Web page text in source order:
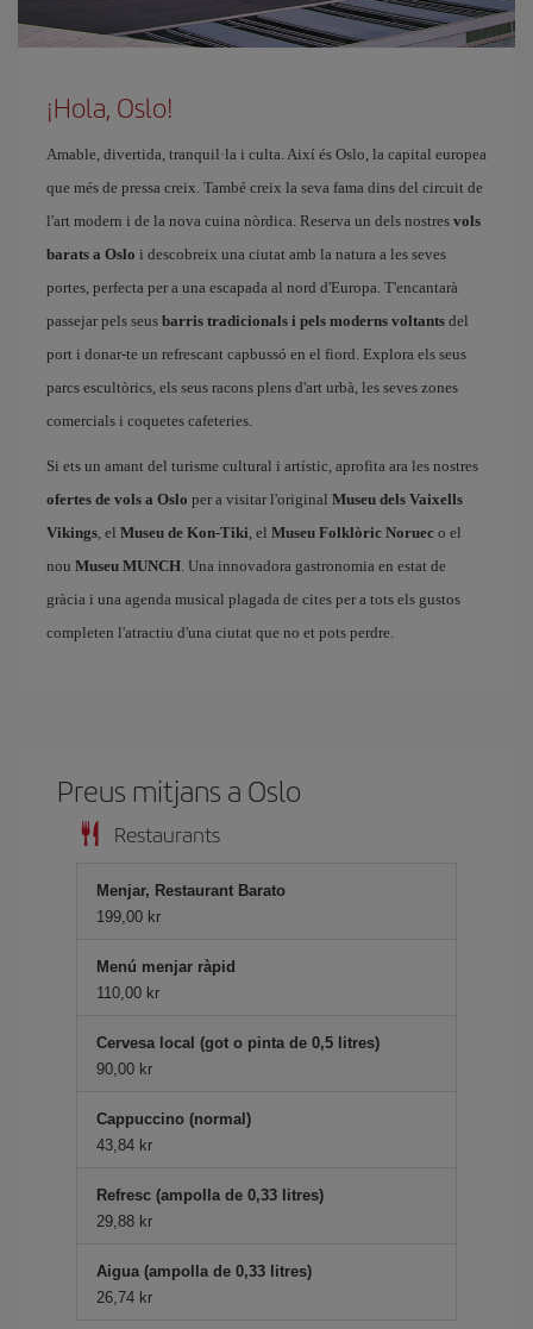
¡Hola, Oslo!
Amable, divertida, tranquil·la i culta. Així és Oslo, la capital europea
que més de pressa creix. També creix la seva fama dins del circuit de
l'art modern i de la nova cuina nòrdica. Reserva un dels nostres vols
barats a Oslo i descobreix una ciutat amb la natura a les seves
portes, perfecta per a una escapada al nord d'Europa. T'encantarà
passejar pels seus barris tradicionals i pels moderns voltants del
port i donar-te un refrescant capbussó en el fiord. Explora els seus
parcs escultòrics, els seus racons plens d'art urbà, les seves zones
comercials i coquetes cafeteries.
Si ets un amant del turisme cultural i artístic, aprofita ara les nostres
ofertes de vols a Oslo per a visitar l'original Museu dels Vaixells
Vikings, el Museu de Kon-Tiki, el Museu Folklòric Noruec o el
nou Museu MUNCH. Una innovadora gastronomia en estat de
gràcia i una agenda musical plagada de cites per a tots els gustos
completen l'atractiu d'una ciutat que no et pots perdre.
Preus mitjans a Oslo
Restaurants
Menjar, Restaurant Barato
199,00 kr
Menú menjar ràpid
110,00 kr
Cervesa local (got o pinta de 0,5 litres)
90,00 kr
Cappuccino (normal)
43,84 kr
Refresc (ampolla de 0,33 litres)
29,88 kr
Aigua (ampolla de 0,33 litres)
26,74 kr